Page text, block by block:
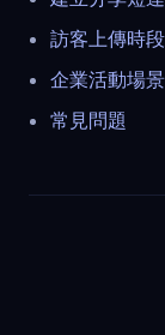
訪客上傳時段
企業活動場景
常見問題